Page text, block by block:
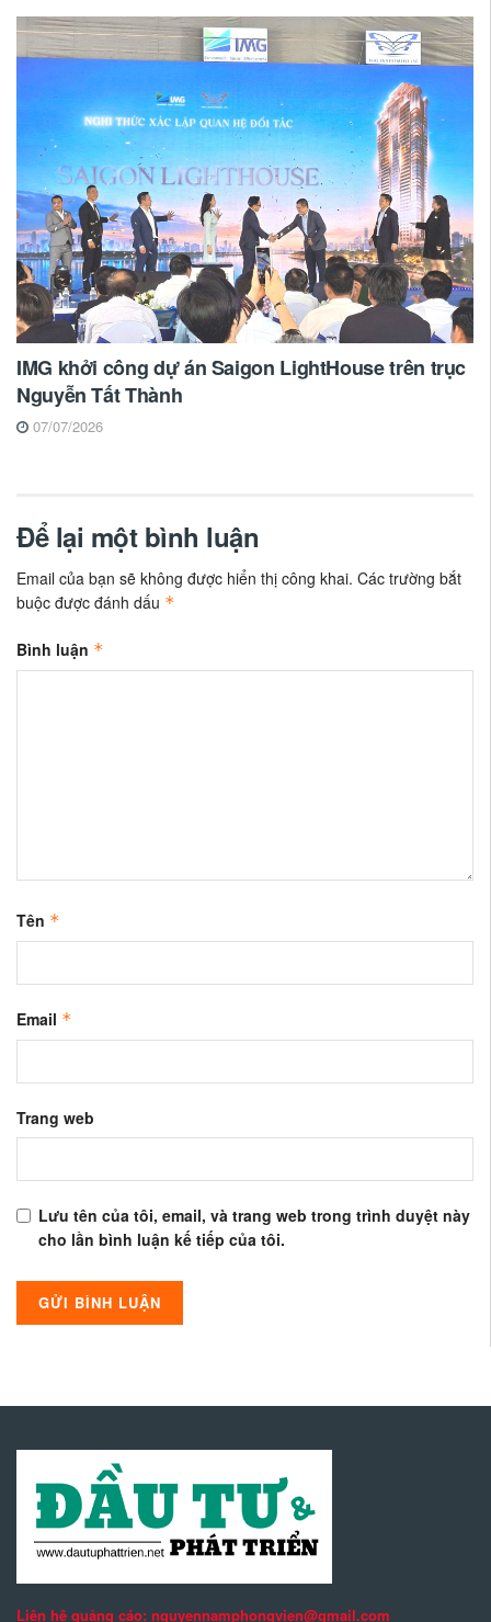
IMG khởi công dự án Saigon LightHouse trên trục
Nguyễn Tất Thành
07/07/2026
Để lại một bình luận
Email của bạn sẽ không được hiển thị công khai. Các trường bắt
buộc được đánh dấu *
Bình luận *
Tên *
Email *
Trang web
Lưu tên của tôi, email, và trang web trong trình duyệt này
cho lần bình luận kế tiếp của tôi.
Liên hệ quảng cáo: nguyennamphongvien@gmail.com